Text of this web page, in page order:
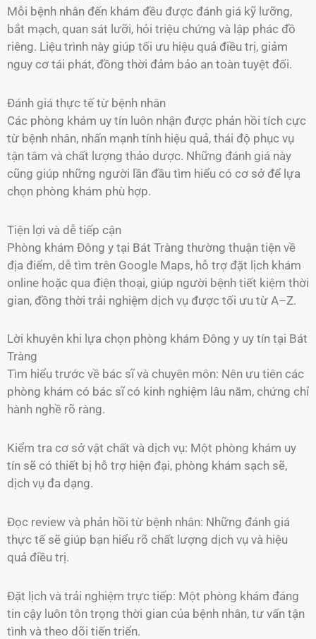
Mỗi bệnh nhân đến khám đều được đánh giá kỹ lưỡng,
bắt mạch, quan sát lưỡi, hỏi triệu chứng và lập phác đồ
riêng. Liệu trình này giúp tối ưu hiệu quả điều trị, giảm
nguy cơ tái phát, đồng thời đảm bảo an toàn tuyệt đối.
Đánh giá thực tế từ bệnh nhân
Các phòng khám uy tín luôn nhận được phản hồi tích cực
từ bệnh nhân, nhấn mạnh tính hiệu quả, thái độ phục vụ
tận tâm và chất lượng thảo dược. Những đánh giá này
cũng giúp những người lần đầu tìm hiểu có cơ sở để lựa
chọn phòng khám phù hợp.
Tiện lợi và dễ tiếp cận
Phòng khám Đông y tại Bát Tràng thường thuận tiện về
địa điểm, dễ tìm trên Google Maps, hỗ trợ đặt lịch khám
online hoặc qua điện thoại, giúp người bệnh tiết kiệm thời
gian, đồng thời trải nghiệm dịch vụ được tối ưu từ A–Z.
Lời khuyên khi lựa chọn phòng khám Đông y uy tín tại Bát
Tràng
Tìm hiểu trước về bác sĩ và chuyên môn: Nên ưu tiên các
phòng khám có bác sĩ có kinh nghiệm lâu năm, chứng chỉ
hành nghề rõ ràng.
Kiểm tra cơ sở vật chất và dịch vụ: Một phòng khám uy
tín sẽ có thiết bị hỗ trợ hiện đại, phòng khám sạch sẽ,
dịch vụ đa dạng.
Đọc review và phản hồi từ bệnh nhân: Những đánh giá
thực tế sẽ giúp bạn hiểu rõ chất lượng dịch vụ và hiệu
quả điều trị.
Đặt lịch và trải nghiệm trực tiếp: Một phòng khám đáng
tin cậy luôn tôn trọng thời gian của bệnh nhân, tư vấn tận
tình và theo dõi tiến triển.